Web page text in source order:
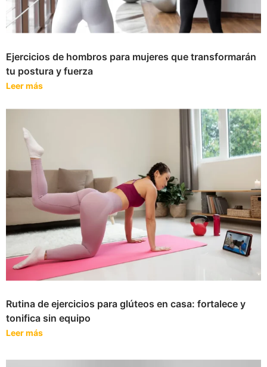
Ejercicios de hombros para mujeres que transformarán
tu postura y fuerza
Leer más
Rutina de ejercicios para glúteos en casa: fortalece y
tonifica sin equipo
Leer más